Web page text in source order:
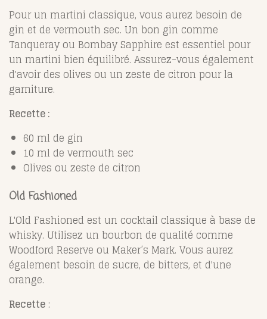
Pour un martini classique, vous aurez besoin de
gin et de vermouth sec. Un bon gin comme
Tanqueray ou Bombay Sapphire est essentiel pour
un martini bien équilibré. Assurez-vous également
d'avoir des olives ou un zeste de citron pour la
garniture.
Recette :
60 ml de gin
10 ml de vermouth sec
Olives ou zeste de citron
Old Fashioned
L'Old Fashioned est un cocktail classique à base de
whisky. Utilisez un bourbon de qualité comme
Woodford Reserve ou Maker’s Mark. Vous aurez
également besoin de sucre, de bitters, et d'une
orange.
Recette :